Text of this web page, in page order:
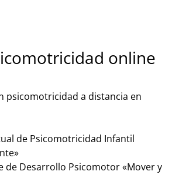
online
psicomotricidad a distancia en
de Psicomotricidad Infantil
de Desarrollo Psicomotor «Mover y